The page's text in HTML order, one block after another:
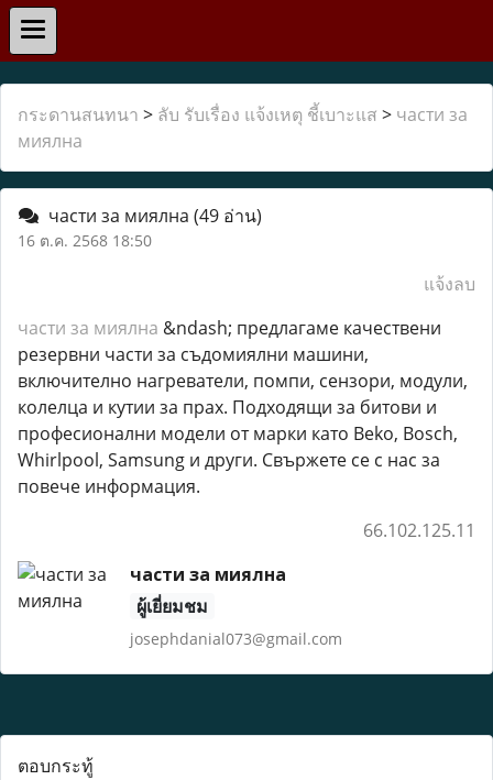
กระดานสนทนา > ลับ รับเรื่อง แจ้งเหตุ ชี้เบาะแส > части за
миялна
части за миялна (49 อ่าน)
16 ต.ค. 2568 18:50
แจ้งลบ
части за миялна &ndash; предлагаме качествени
резервни части за съдомиялни машини,
включително нагреватели, помпи, сензори, модули,
колелца и кутии за прах. Подходящи за битови и
професионални модели от марки като Beko, Bosch,
Whirlpool, Samsung и други. Свържете се с нас за
повече информация.
66.102.125.11
части за миялна
ผู้เยี่ยมชม
josephdanial073@gmail.com
ตอบกระทู้